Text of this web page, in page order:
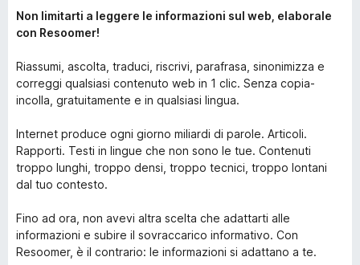
Non limitarti a leggere le informazioni sul web, elaborale
con Resoomer!
Riassumi, ascolta, traduci, riscrivi, parafrasa, sinonimizza e
correggi qualsiasi contenuto web in 1 clic. Senza copia-
incolla, gratuitamente e in qualsiasi lingua.
Internet produce ogni giorno miliardi di parole. Articoli.
Rapporti. Testi in lingue che non sono le tue. Contenuti
troppo lunghi, troppo densi, troppo tecnici, troppo lontani
dal tuo contesto.
Fino ad ora, non avevi altra scelta che adattarti alle
informazioni e subire il sovraccarico informativo. Con
Resoomer, è il contrario: le informazioni si adattano a te.